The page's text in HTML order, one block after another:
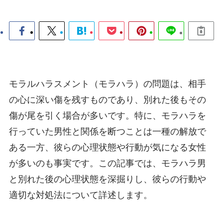
モラルハラスメント（モラハラ）の問題は、相手
の心に深い傷を残すものであり、別れた後もその
傷が尾を引く場合が多いです。特に、モラハラを
行っていた男性と関係を断つことは一種の解放で
ある一方、彼らの心理状態や行動が気になる女性
が多いのも事実です。この記事では、モラハラ男
と別れた後の心理状態を深掘りし、彼らの行動や
適切な対処法について詳述します。